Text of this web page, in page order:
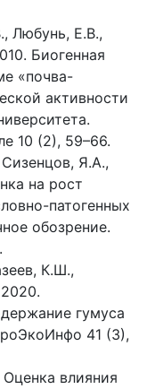
Любунь, Е.В.,
Биогенная
«почва-
активности
10 (2), 59–66.
Я.А.,
на рост
патогенных
обозрение.
К.Ш.,
гумуса
41 (3),
влияния